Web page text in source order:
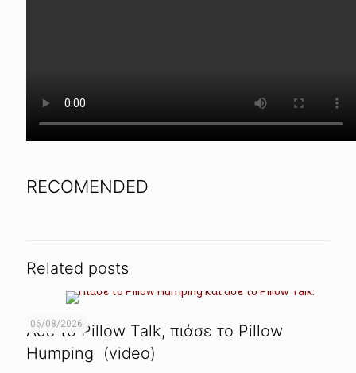
RECOMENDED
Related posts
06/08/2026
Ασε το Pillow Talk, πιάσε το Pillow
Humping (video)